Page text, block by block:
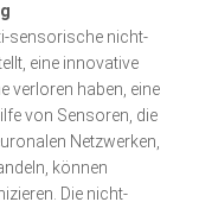
sensorische nicht-
eine innovative
verloren haben, eine
von Sen­soren, die
Netzwerken,
können
Die nicht-